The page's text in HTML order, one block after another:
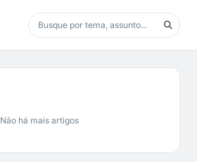
Não há mais artigos